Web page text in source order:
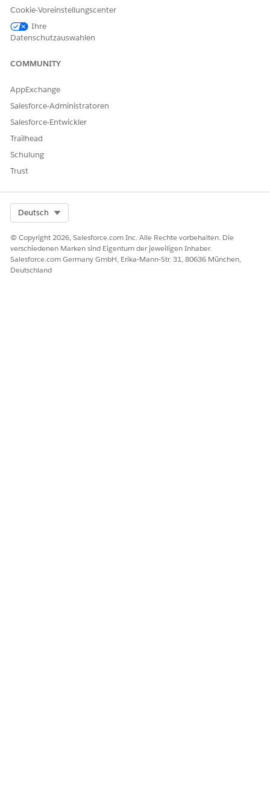
Cookie-Voreinstellungscenter
Ihre
Datenschutzauswahlen
COMMUNITY
AppExchange
Salesforce-Administratoren
Salesforce-Entwickler
Trailhead
Schulung
Trust
Deutsch
© Copyright 2026, Salesforce.com Inc. Alle Rechte vorbehalten. Die
verschiedenen Marken sind Eigentum der jeweiligen Inhaber.
Salesforce.com Germany GmbH, Erika-Mann-Str. 31, 80636 München,
Deutschland